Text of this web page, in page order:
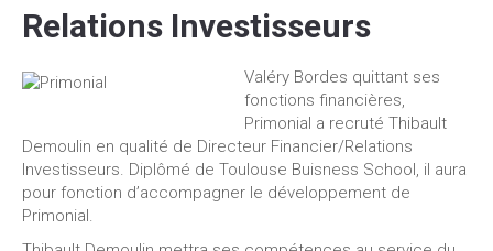
Relations Investisseurs
Valéry Bordes quittant ses
fonctions financières,
Primonial a recruté Thibault
Demoulin en qualité de Directeur Financier/Relations
Investisseurs. Diplômé de Toulouse Buisness School, il aura
pour fonction d’accompagner le développement de
Primonial.